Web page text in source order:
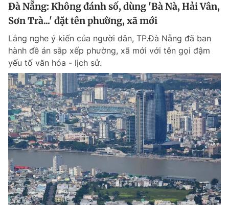
Đà Nẵng: Không đánh số, dùng 'Bà Nà, Hải Vân,
Sơn Trà...' đặt tên phường, xã mới
Lắng nghe ý kiến của người dân, TP.Đà Nẵng đã ban
hành đề án sắp xếp phường, xã mới với tên gọi đậm
yếu tố văn hóa - lịch sử.